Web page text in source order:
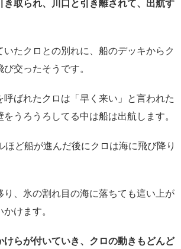
き取られ、川口と引き離されて、出航す
いたクロとの別れに、船のデッキからク
交ったそうです。
呼ばれたクロは「早く来い」と言われた
うろうろしてる中は船は出航します。
ほど船が進んだ後にクロは海に飛び降り
り、氷の割れ目の海に落ちても這い上が
けます。
けらが付いていき、クロの動きもどんど